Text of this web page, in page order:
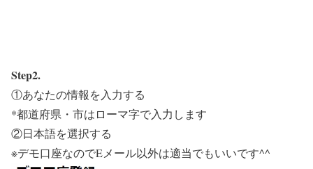
Step2.
①あなたの情報を入力する
*都道府県・市はローマ字で入力します
②日本語を選択する
※デモ口座なのでEメール以外は適当でもいいです^^